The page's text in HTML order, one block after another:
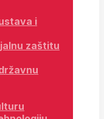
i
zaštitu